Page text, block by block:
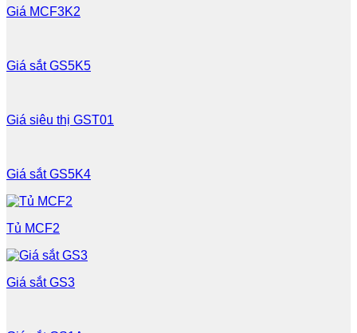
Giá MCF3K2
Giá sắt GS5K5
Giá siêu thị GST01
Giá sắt GS5K4
Tủ MCF2
Giá sắt GS3